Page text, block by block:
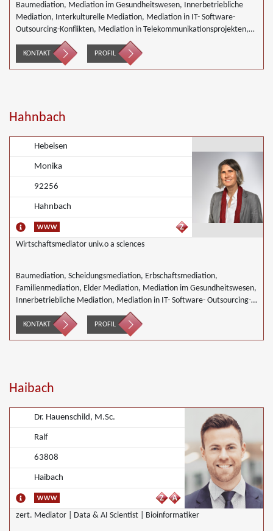
Baumediation, Mediation im Gesundheitswesen, Innerbetriebliche
Mediation, Interkulturelle Mediation, Mediation in IT- Software-
Outsourcing-Konflikten, Mediation in Telekommunikationsprojekten,
Mediation von Generationskonflikten, Mediation im öffentlichen
Bereich, Mediation bei Team- und Gruppenkonflikten, Mediation von
Unternehmensnachfolgen, Nachbarschaftsmediation, Schulmediation,
KONTAKT PROFIL
Hahnbach
Hebeisen
Monika
92256
Hahnbach
Wirtschaftsmediator univ.o a sciences
Baumediation, Scheidungsmediation, Erbschaftsmediation,
Familienmediation, Elder Mediation, Mediation im Gesundheitswesen,
Innerbetriebliche Mediation, Mediation in IT- Software- Outsourcing-
Konflikten, Mediation im Versicherungsbereich, Mediation in der
Kreditwirtschaft, Mediation von Generationskonflikten, Mediation bei
Gesellschafterkonflikten, Mediation im öffentlichen Bereich,
Wirtschaftsmediation
KONTAKT PROFIL
Haibach
Dr. Hauenschild, M.Sc.
Ralf
63808
Haibach
zert. Mediator | Data & AI Scientist | Bioinformatiker